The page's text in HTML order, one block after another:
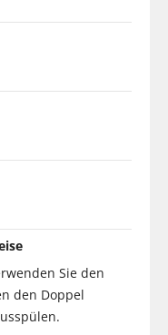
Sie den
den Doppel